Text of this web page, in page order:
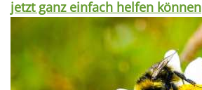
jetzt ganz einfach helfen können